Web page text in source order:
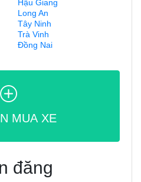
Hậu Giang
Long An
Tây Ninh
Trà Vinh
Đồng Nai
MUA XE
đăng